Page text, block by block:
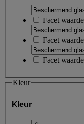
Facet waarde
Facet waarde
Facet waarde
Kleur
Kleur